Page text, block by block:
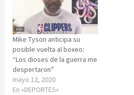
Mike Tyson anticipa su
posible vuelta al boxeo:
“Los dioses de la guerra me
despertaron”
mayo 12, 2020
En «DEPORTES»